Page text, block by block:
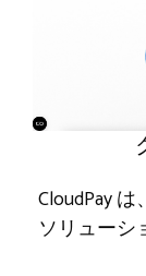
CloudPay
ソリューシ